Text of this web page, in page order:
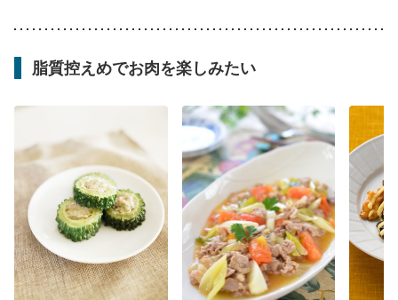
脂質控えめでお肉を楽しみたい